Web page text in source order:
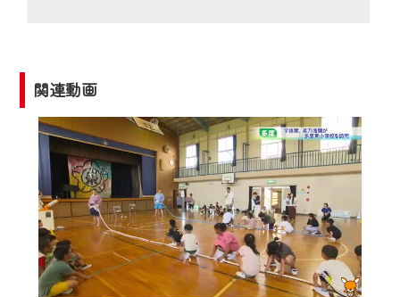
関連動画
2024年9月24日からはご加入者様へのサー
ビス向上のため、
『CCNet Web TV』を利用いただくには、
一部コンテンツを除き、
CCNetサービスへの加入と『CCNetマイ
ページ※』へのログインが必要となりま
す。
何卒、ご理解ご了承の程よろしくお願い
いたします。